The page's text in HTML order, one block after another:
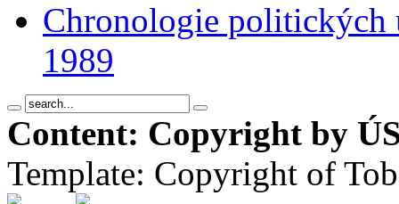
Chronologie politických
1989
Content: Copyright by
Template: Copyright of